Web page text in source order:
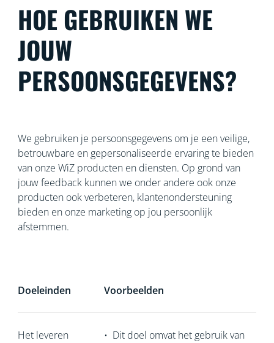
HOE GEBRUIKEN WE
JOUW
PERSOONSGEGEVENS?
We gebruiken je persoonsgegevens om je een veilige,
betrouwbare en gepersonaliseerde ervaring te bieden
van onze WiZ producten en diensten. Op grond van
jouw feedback kunnen we onder andere ook onze
producten ook verbeteren, klantenondersteuning
bieden en onze marketing op jou persoonlijk
afstemmen.
Doeleinden Voorbeelden
Het leveren
• Dit doel omvat het gebruik van